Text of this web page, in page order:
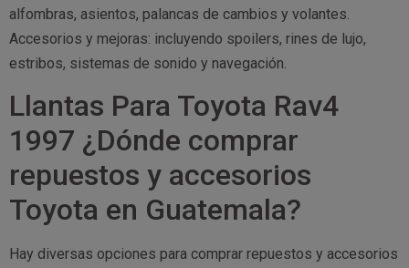
alfombras, asientos, palancas de cambios y volantes.
Accesorios y mejoras: incluyendo spoilers, rines de lujo,
estribos, sistemas de sonido y navegación.
Llantas Para Toyota Rav4
1997 ¿Dónde comprar
repuestos y accesorios
Toyota en Guatemala?
Hay diversas opciones para comprar repuestos y accesorios